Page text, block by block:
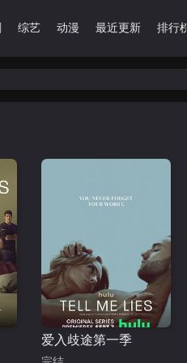
综艺 动漫 最近更新 排行榜
爱入歧途第一季